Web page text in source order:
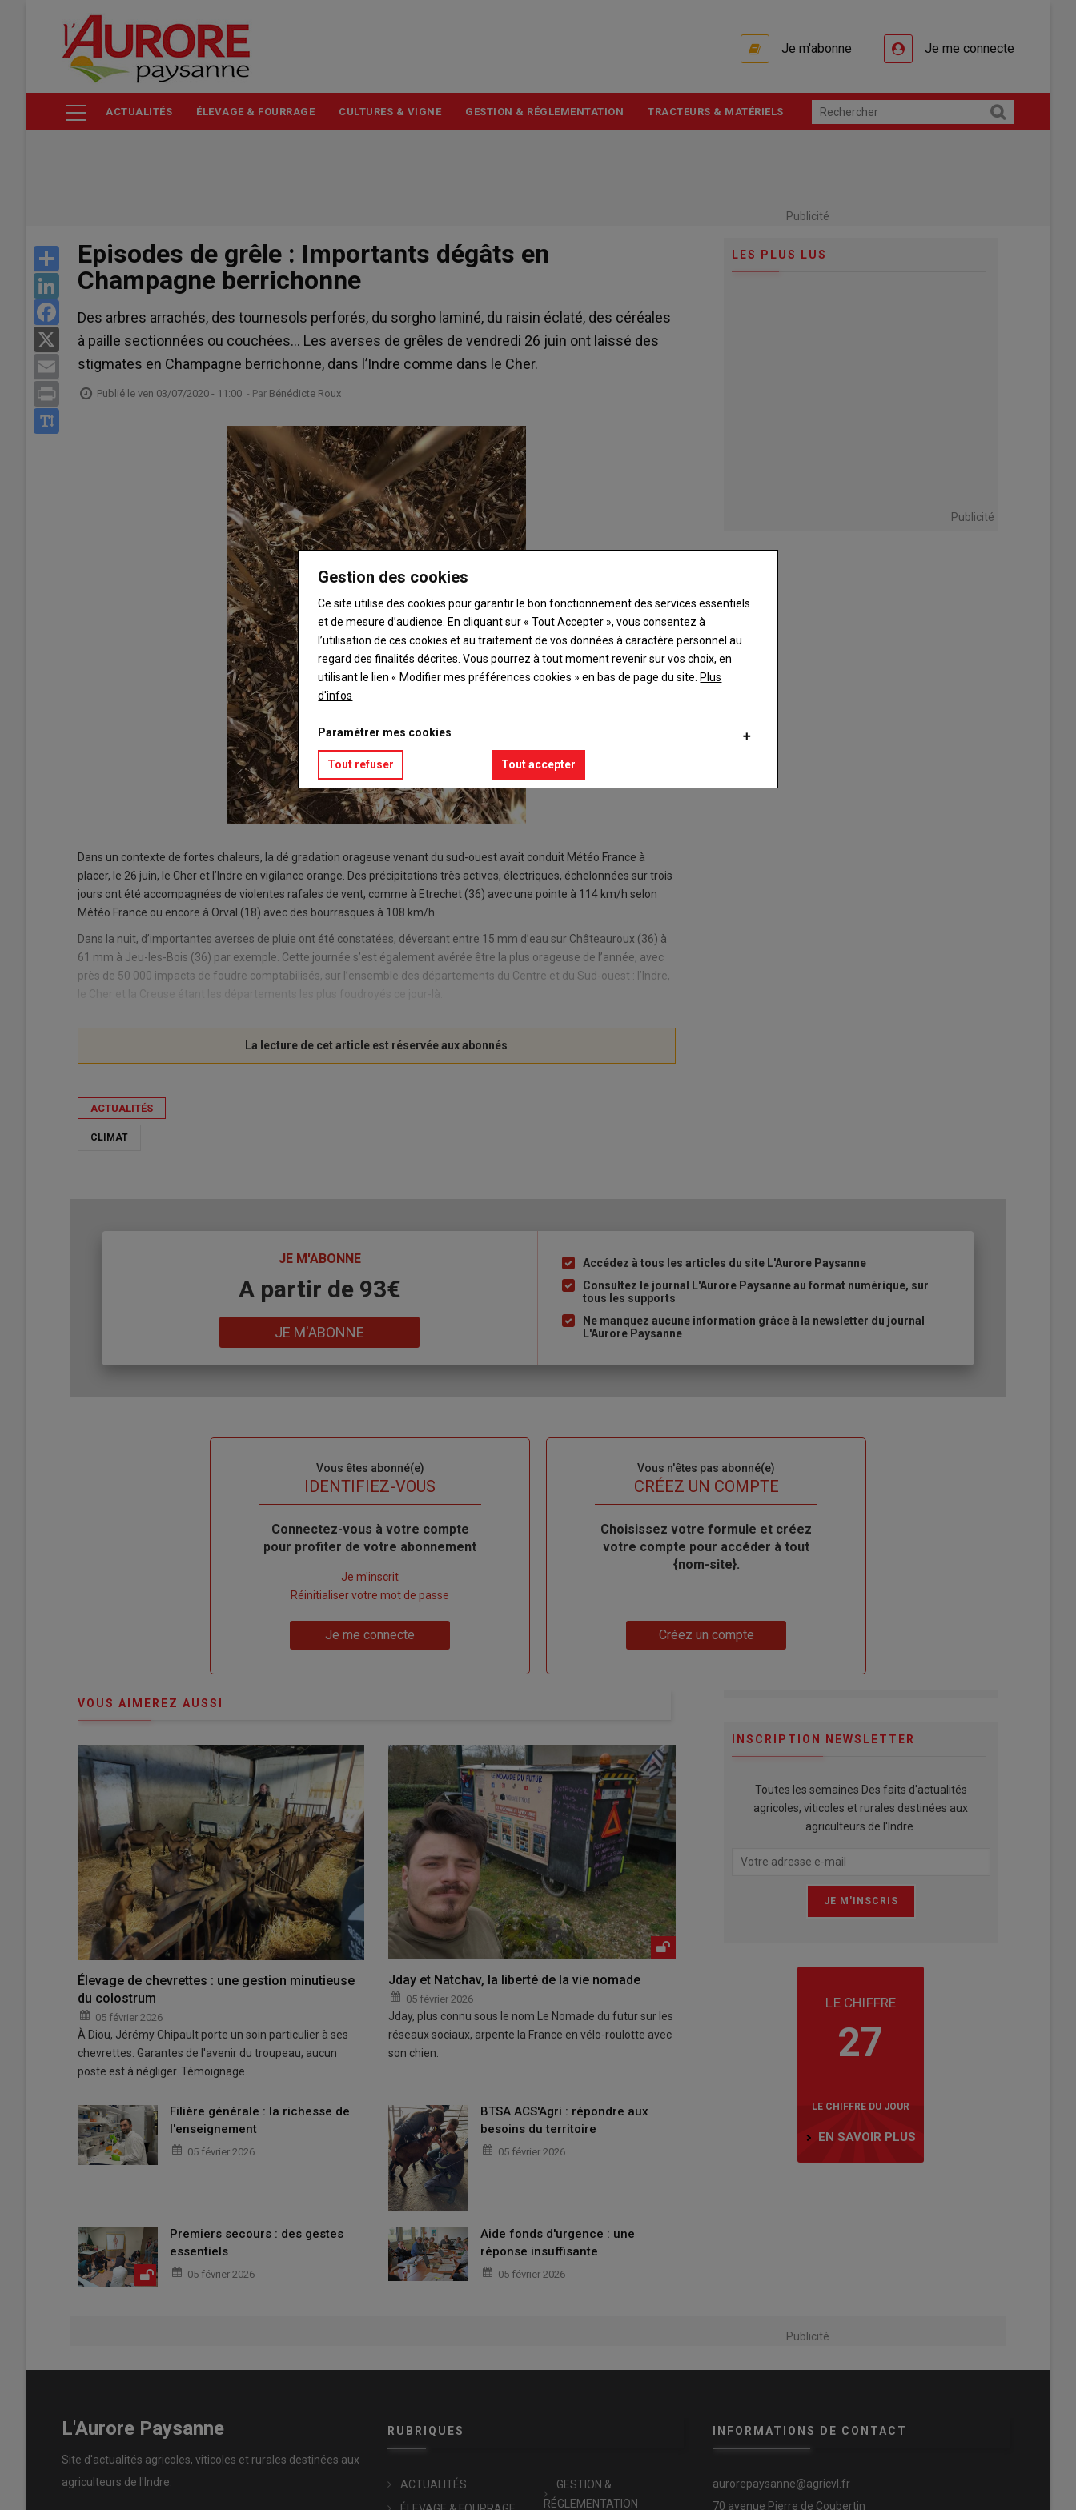
contenu
Je m'abonne Je me connecte
ACTUALITÉS ÉLEVAGE & FOURRAGE CULTURES & VIGNE GESTION & RÉGLEMENTATION TRACTEURS & MATÉRIELS
Publicité
Share
LinkedIn
Facebook
Email
Print
Episodes de grêle : Importants dégâts en
Champagne berrichonne
Des arbres arrachés, des tournesols perforés, du sorgho laminé, du raisin éclaté, des céréales
à paille sectionnées ou couchées… Les averses de grêles de vendredi 26 juin ont laissé des
stigmates en Champagne berrichonne, dans l’Indre comme dans le Cher.
Publié le ven 03/07/2020 - 11:00 - Par Bénédicte Roux
Dans un contexte de fortes chaleurs, la dé gradation orageuse venant du sud-ouest avait conduit Météo France à
placer, le 26 juin, le Cher et l’Indre en vigilance orange. Des précipitations très actives, électriques, échelonnées sur trois
jours ont été accompagnées de violentes rafales de vent, comme à Etrechet (36) avec une pointe à 114 km/h selon
Météo France ou encore à Orval (18) avec des bourrasques à 108 km/h.
Dans la nuit, d’importantes averses de pluie ont été constatées, déversant entre 15 mm d’eau sur Châteauroux (36) à
61 mm à Jeu-les-Bois (36) par exemple. Cette journée s’est également avérée être la plus orageuse de l’année, avec
près de 50 000 impacts de foudre comptabilisés, sur l’ensemble des départements du Centre et du Sud-ouest : l’Indre,
le Cher et la Creuse étant les départements les plus foudroyés ce jour-là.
ACTUALITÉS
CLIMAT
LES PLUS LUS
Publicité
JE M'ABONNE
A partir de 93€
JE M'ABONNE
Liste
à
puce
Accédez à tous les articles du site L'Aurore Paysanne
Consultez le journal L'Aurore Paysanne au format numérique, sur
tous les supports
Ne manquez aucune information grâce à la newsletter du journal
L'Aurore Paysanne
Vous êtes abonné(e)
IDENTIFIEZ-VOUS
Body
Connectez-vous à votre compte
pour profiter de votre abonnement
compte"
Je m'inscrit
Réinitialiser votre mot de passe
Je me connecte
Vous n'êtes pas abonné(e)
TITRECRÉEZ UN COMPTE
Body
Choisissez votre formule et créez
votre compte pour accéder à tout
{nom-site}.
Créez un compte
VOUS AIMEREZ AUSSI
Élevage de chevrettes : une gestion minutieuse
du colostrum
05 février 2026
À Diou, Jérémy Chipault porte un soin particulier à ses
chevrettes. Garantes de l'avenir du troupeau, aucun
poste est à négliger. Témoignage.
Jday et Natchav, la liberté de la vie nomade
05 février 2026
Jday, plus connu sous le nom Le Nomade du futur sur les
réseaux sociaux, arpente la France en vélo-roulotte avec
son chien.
Filière générale : la richesse de
l'enseignement
05 février 2026
BTSA ACS'Agri : répondre aux
besoins du territoire
05 février 2026
Premiers secours : des gestes
essentiels
05 février 2026
Aide fonds d'urgence : une
réponse insuffisante
05 février 2026
INSCRIPTION NEWSLETTER
Toutes les semaines Des faits d'actualités
agricoles, viticoles et rurales destinées aux
agriculteurs de l'Indre.
LE CHIFFRE
27
LE CHIFFRE DU JOUR
EN SAVOIR PLUS
Publicité
L'Aurore Paysanne
Site d'actualités agricoles, viticoles et rurales destinées aux
agriculteurs de l'Indre.
RUBRIQUES
ACTUALITÉS
GESTION &
RÉGLEMENTATION
INFORMATIONS DE CONTACT
aurorepaysanne@agricvl.fr
70 avenue Pierre de Coubertin
Gestion des cookies
Ce site utilise des cookies pour garantir le bon fonctionnement des services essentiels
et de mesure d’audience. En cliquant sur « Tout Accepter », vous consentez à
l’utilisation de ces cookies et au traitement de vos données à caractère personnel au
regard des finalités décrites. Vous pourrez à tout moment revenir sur vos choix, en
utilisant le lien « Modifier mes préférences cookies » en bas de page du site. Plus
d'infos
Paramétrer mes cookies
Tout refuser Tout accepter